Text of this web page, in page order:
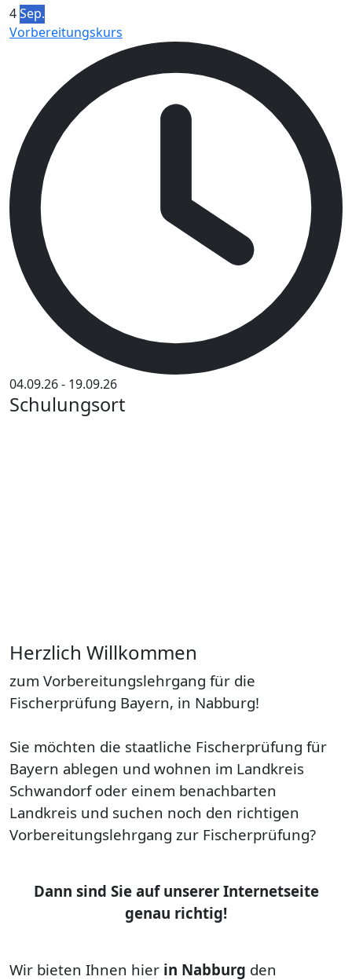
4Sep.
Vorbereitungskurs
04.09.26- 19.09.26
Schulungsort
Herzlich Willkommen
zum Vorbereitungslehrgang für die
Fischerprüfung Bayern, in Nabburg!
Sie möchten die staatliche Fischerprüfung für
Bayern ablegen und wohnen im Landkreis
Schwandorf oder einem benachbarten
Landkreis und suchen noch den richtigen
Vorbereitungslehrgang zur Fischerprüfung?
Dann sind Sie auf unserer Internetseite
genau richtig!
Wir bieten Ihnen hier in Nabburg den